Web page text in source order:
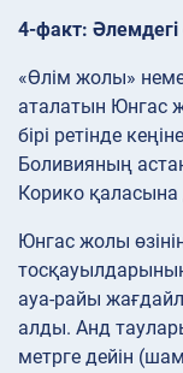
4-факт: Әлемдегі
«Өлім жолы»
аталатын Юнгас
бірі ретінде
Боливияның
Корико қаласына
Юнгас жолы
ауа-райы
алды. Анд
метрге дейін